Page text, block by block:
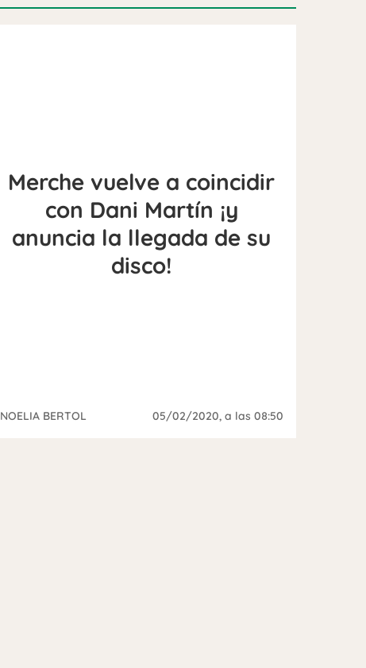
Merche vuelve a coincidir
con Dani Martín ¡y
anuncia la llegada de su
disco!
NOELIA BERTOL 05/02/2020, a las 08:50